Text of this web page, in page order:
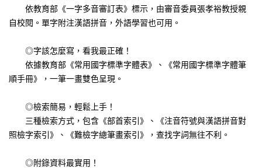
依教育部《一字多音審訂表》標示，由審音委員張孝裕教授親
自校閱。單字附注漢語拼音，外語學習也可用。
◎字該怎麼寫，看我最正確！
依據教育部《常用國字標準字體表》、《常用國字標準字體筆
順手冊》，一筆一畫雙色呈現。
◎檢索簡易，輕鬆上手！
三種檢索方式，包含《部首索引》、《注音符號與漢語拼音對
照檢字索引》、《難檢字總筆畫索引》，查找字詞無往不利。
◎附錄資料最實用！